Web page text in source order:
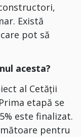
Există
pot să
acesta?
al Cetății
etapă se
este finalizat.
pentru